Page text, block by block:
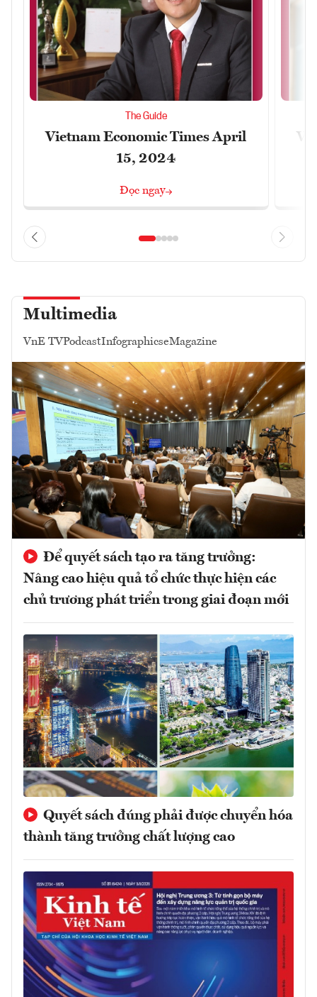
The Guide
Vietnam Economic Times April
15, 2024
Đọc ngay
Multimedia
VnE TVPodcastInfographicseMagazine
Để quyết sách tạo ra tăng trưởng:
Nâng cao hiệu quả tổ chức thực hiện các
chủ trương phát triển trong giai đoạn mới
Quyết sách đúng phải được chuyển hóa
thành tăng trưởng chất lượng cao